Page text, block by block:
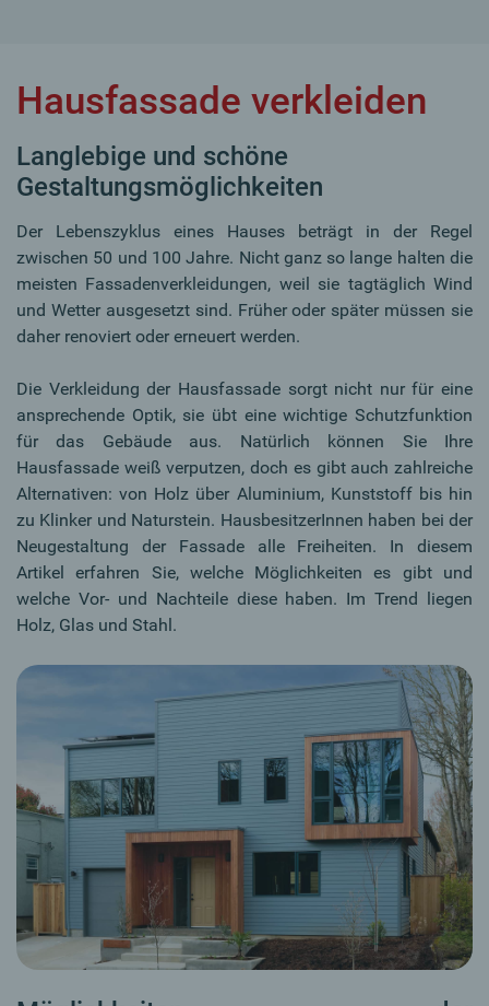
Hausfassade verkleiden
Langlebige und schöne
Gestaltungsmöglichkeiten
Der Lebenszyklus eines Hauses beträgt in der Regel
zwischen 50 und 100 Jahre. Nicht ganz so lange halten die
meisten Fassadenverkleidungen, weil sie tagtäglich Wind
und Wetter ausgesetzt sind. Früher oder später müssen sie
daher renoviert oder erneuert werden.
Die Verkleidung der Hausfassade sorgt nicht nur für eine
ansprechende Optik, sie übt eine wichtige Schutzfunktion
für das Gebäude aus. Natürlich können Sie Ihre
Hausfassade weiß verputzen, doch es gibt auch zahlreiche
Alternativen: von Holz über Aluminium, Kunststoff bis hin
zu Klinker und Naturstein. HausbesitzerInnen haben bei der
Neugestaltung der Fassade alle Freiheiten. In diesem
Artikel erfahren Sie, welche Möglichkeiten es gibt und
welche Vor- und Nachteile diese haben. Im Trend liegen
Holz, Glas und Stahl.